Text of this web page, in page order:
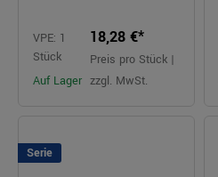
VPE: 1
Stück
Auf Lager
18,28 €*
Preis pro Stück |
zzgl. MwSt.
Serie